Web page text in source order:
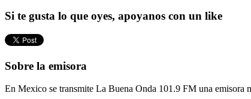
Si te gusta lo que oyes, apoyanos con un like
Sobre la emisora
En Mexico se transmite La Buena Onda 101.9 FM una emisora